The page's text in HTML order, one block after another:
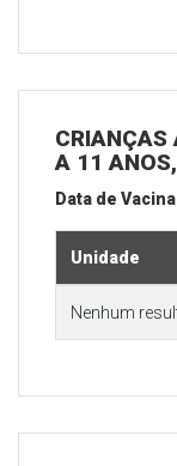
CRIANÇAS
A 11
Data de
Unidade
Nenhum